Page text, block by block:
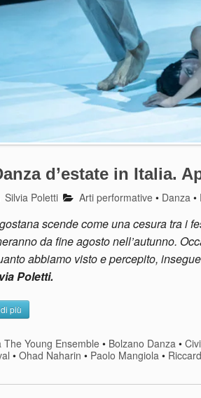
d’estate in Italia.
Silvia Poletti Arti performative • Danza •
scende come una cesura tra i
da fine agosto nell’autunno.
abbiamo visto e percepito,
Poletti.
più
The Young Ensemble • Bolzano Danza •
• Ohad Naharin • Paolo Mangiola •